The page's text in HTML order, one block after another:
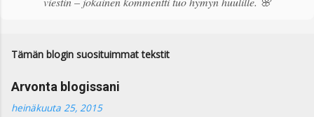
e
t
t
i
Tämän blogin suosituimmat tekstit
Arvonta blogissani
heinäkuuta 25, 2015